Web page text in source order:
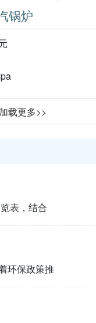
锅炉
载更多>>
表，结合
环保政策推